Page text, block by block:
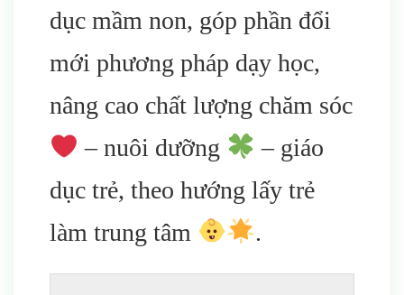
dục mầm non, góp phần đổi
mới phương pháp dạy học,
nâng cao chất lượng chăm sóc
– nuôi dưỡng
– giáo
dục trẻ, theo hướng lấy trẻ
làm trung tâm
.